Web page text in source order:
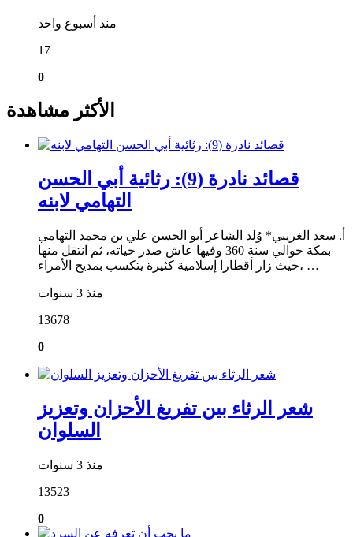
منذ أسبوع واحد
17
0
الأكثر مشاهدة
قصائد نادرة (9): رثائية أبي الحسن
التهامي لابنه
أ. سعد الغريبي* وُلد الشاعر أبو الحسن علي بن محمد التهامي
بمكة حوالي سنة 360 وفيها عاش صدر حياته، ثم انتقل منها
حيث زار أقطارا إسلامية كثيرة يتكسب بمديح الأمراء، …
منذ 3 سنوات
13678
0
شعر الرثاء بين تفريغ الأحزان وتعزيز
السلوان
منذ 3 سنوات
13523
0